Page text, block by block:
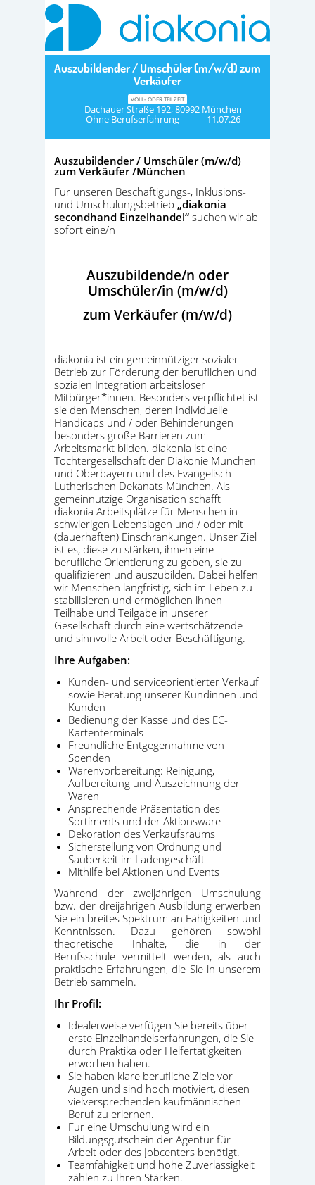
Auszubildender / Umschüler (m/w/d) zum
Verkäufer
VOLL- ODER TEILZEIT
Dachauer Straße 192, 80992 München
Ohne Berufserfahrung 11.07.26
Auszubildender / Umschüler (m/w/d)
zum Verkäufer /München
Für unseren Beschäftigungs-, Inklusions-
und Umschulungsbetrieb „diakonia
secondhand Einzelhandel“ suchen wir ab
sofort eine/n
Auszubildende/n oder
Umschüler/in (m/w/d)
zum Verkäufer (m/w/d)
diakonia ist ein gemeinnütziger sozialer
Betrieb zur Förderung der beruflichen und
sozialen Integration arbeitsloser
Mitbürger*innen. Besonders verpflichtet ist
sie den Menschen, deren individuelle
Handicaps und / oder Behinderungen
besonders große Barrieren zum
Arbeitsmarkt bilden. diakonia ist eine
Tochtergesellschaft der Diakonie München
und Oberbayern und des Evangelisch-
Lutherischen Dekanats München. Als
gemeinnützige Organisation schafft
diakonia Arbeitsplätze für Menschen in
schwierigen Lebenslagen und / oder mit
(dauerhaften) Einschränkungen. Unser Ziel
ist es, diese zu stärken, ihnen eine
berufliche Orientierung zu geben, sie zu
qualifizieren und auszubilden. Dabei helfen
wir Menschen langfristig, sich im Leben zu
stabilisieren und ermöglichen ihnen
Teilhabe und Teilgabe in unserer
Gesellschaft durch eine wertschätzende
und sinnvolle Arbeit oder Beschäftigung.
Ihre Aufgaben:
Kunden- und serviceorientierter Verkauf
sowie Beratung unserer Kundinnen und
Kunden
Bedienung der Kasse und des EC-
Kartenterminals
Freundliche Entgegennahme von
Spenden
Warenvorbereitung: Reinigung,
Aufbereitung und Auszeichnung der
Waren
Ansprechende Präsentation des
Sortiments und der Aktionsware
Dekoration des Verkaufsraums
Sicherstellung von Ordnung und
Sauberkeit im Ladengeschäft
Mithilfe bei Aktionen und Events
Während der zweijährigen Umschulung
bzw. der dreijährigen Ausbildung erwerben
Sie ein breites Spektrum an Fähigkeiten und
Kenntnissen. Dazu gehören sowohl
theoretische Inhalte, die in der
Berufsschule vermittelt werden, als auch
praktische Erfahrungen, die Sie in unserem
Betrieb sammeln.
Ihr Profil:
Idealerweise verfügen Sie bereits über
erste Einzelhandelserfahrungen, die Sie
durch Praktika oder Helfertätigkeiten
erworben haben.
Sie haben klare berufliche Ziele vor
Augen und sind hoch motiviert, diesen
vielversprechenden kaufmännischen
Beruf zu erlernen.
Für eine Umschulung wird ein
Bildungsgutschein der Agentur für
Arbeit oder des Jobcenters benötigt.
Teamfähigkeit und hohe Zuverlässigkeit
zählen zu Ihren Stärken.